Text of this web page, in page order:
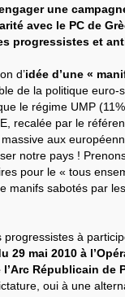
une
avec le PC de
progressistes et
d’idée d’une «
de la politique euro-
le régime UMP
recalée par le
aux
notre pays !
pour le « tous
manifs sabotés par
progressistes à
29 mai 2010 à
l’Arc Républicain de
oui à une